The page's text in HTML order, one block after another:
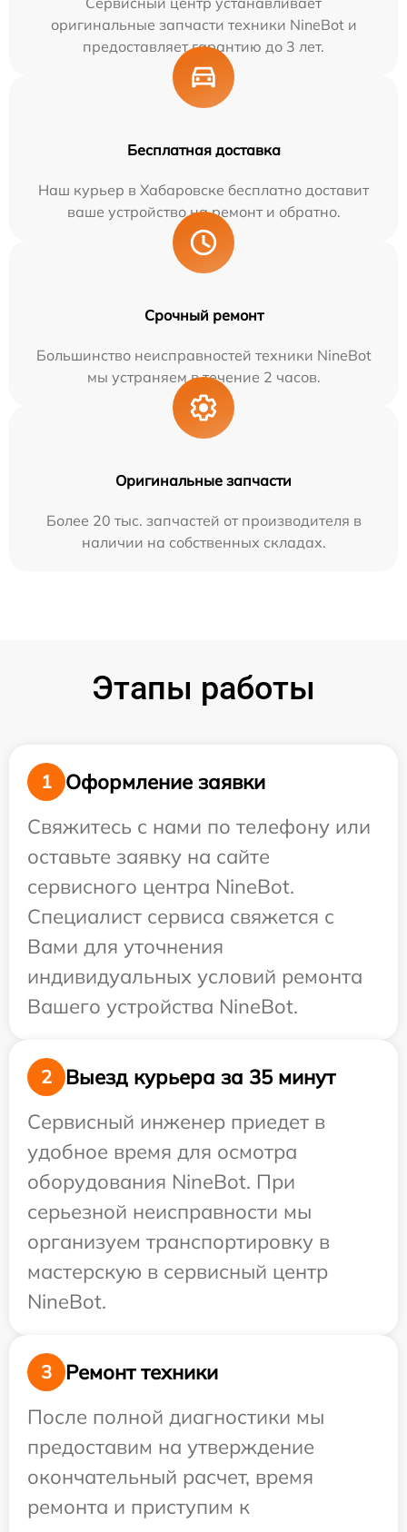
оригинальные запчасти техники NineBot и
предоставляет гарантию до 3 лет.
Бесплатная доставка
Наш курьер в Хабаровске бесплатно доставит
ваше устройство на ремонт и обратно.
Срочный ремонт
Большинство неисправностей техники NineBot
мы устраняем в течение 2 часов.
Оригинальные запчасти
Более 20 тыс. запчастей от производителя в
наличии на собственных складах.
Этапы работы
1
Оформление заявки
Свяжитесь с нами по телефону или
оставьте заявку на сайте
сервисного центра NineBot.
Специалист сервиса свяжется с
Вами для уточнения
индивидуальных условий ремонта
Вашего устройства NineBot.
2
Выезд курьера за 35 минут
Сервисный инженер приедет в
удобное время для осмотра
оборудования NineBot. При
серьезной неисправности мы
организуем транспортировку в
мастерскую в сервисный центр
NineBot.
3
Ремонт техники
После полной диагностики мы
предоставим на утверждение
окончательный расчет, время
ремонта и приступим к